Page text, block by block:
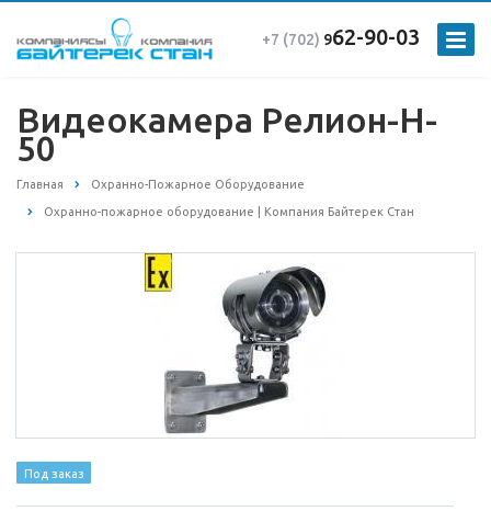
+7 (702) 962-90-03
Видеокамера Релион-H-
50
Главная Охранно-Пожарное Оборудование
Охранно-пожарное оборудование | Компания Байтерек Стан
Под заказ